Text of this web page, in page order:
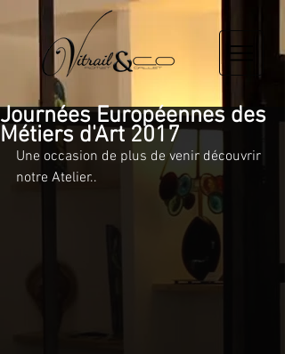
Journées Européennes des
Métiers d'Art 2017
Une occasion de plus de venir découvrir
notre Atelier..